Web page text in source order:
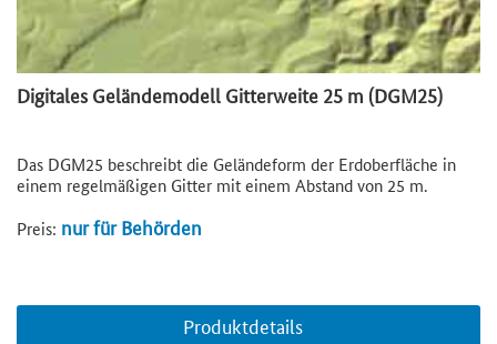
Digitales Geländemodell Gitterweite 25 m (DGM25)
Das DGM25 beschreibt die Geländeform der Erdoberfläche in
einem regelmäßigen Gitter mit einem Abstand von 25 m.
Preis: nur für Behörden
Produktdetails